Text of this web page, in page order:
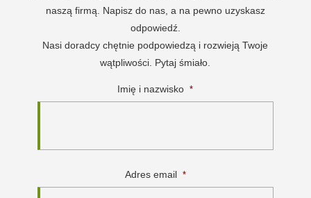
naszą firmą. Napisz do nas, a na pewno uzyskasz
odpowiedź.
Nasi doradcy chętnie podpowiedzą i rozwieją Twoje
wątpliwości. Pytaj śmiało.
Imię i nazwisko *
Adres email *